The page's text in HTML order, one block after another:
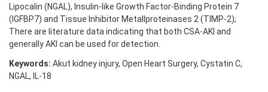
Lipocalin (NGAL), Insulin-like Growth Factor-Binding Protein 7
(IGFBP7) and Tissue Inhibitor Metallproteinases 2 (TIMP-2);
There are literature data indicating that both CSA-AKI and
generally AKI can be used for detection.
Keywords: Akut kidney injury, Open Heart Surgery, Cystatin C,
NGAL, IL-18